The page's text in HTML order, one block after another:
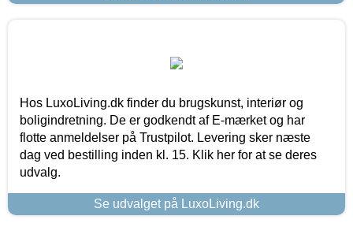
Hos LuxoLiving.dk finder du brugskunst, interiør og
boligindretning. De er godkendt af E-mærket og har
flotte anmeldelser på Trustpilot. Levering sker næste
dag ved bestilling inden kl. 15. Klik her for at se deres
udvalg.
Se udvalget på LuxoLiving.dk